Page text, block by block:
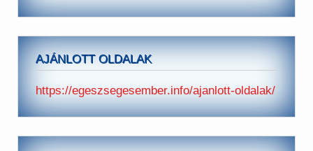
AJÁNLOTT OLDALAK
https://egeszsegesember.info/ajanlott-oldalak/